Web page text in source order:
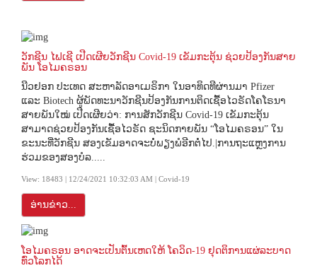
ວັກຊີນ ໄຟເຊີ ເປີດເຜີຍວັກຊີນ Covid-19 ເຂັມກະຕຸ້ນ ຊ່ວຍປ້ອງກັນສາຍ
ພັນ ໂອໄມຄຣອນ
ນີວຢອກ ປະເທດ ສະຫາລັດອາເມຣິກາ ໃນອາທິດທີຜ່ານມາ Pfizer
ແລະ Biotech ຜູ້ພັດທະນາວັກຊີນປ້ອງກັນການຕິດເຊື້ອໄວຣັດໂຄໂຣນາ
ສາຍພັນໃໝ່ ເປີດເຜີຍວ່າ: ການສັກວັກຊີນ Covid-19 ເຂັມກະຕຸ້ນ
ສາມາດຊ່ວຍປ້ອງກັນເຊື້ອໄວຣັດ ຊະນິດກາຍພັນ “ໂອໄມຄຣອນ” ໃນ
ຂະນະທີ່ວັກຊີນ ສອງເຂັມອາດຈະບໍ່ພຽງພໍອີກຕໍ່ໄປ.|ການຖະແຫຼງການ
ຮ່ວມຂອງສອງບໍລ.....
View: 18483 | 12/24/2021 10:32:03 AM | Covid-19
ອ່ານຂ່າວ...
ໂອໄມຄຣອນ ອາດຈະເປັນຕົ້ນເຫດໃຫ້ ໂຄວິດ-19 ຢຸດຕິການແຜ່ລະບາດ
ທົ່ວໂລກໄດ້